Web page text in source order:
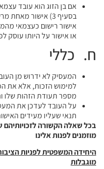
אם בן הזוג הוא עובד
בסעיף 3) אישור
אישור רישום כעצמאי
או אישור על היותו עוסק
ח. כללי
המעסיק לא ידרוש מן
למימוש הזכות, אלא את
מספר תעודת הזהות שלו
על העובד לעדכן את
תנאי שעליו מעידים
בכל שאלה הקשורה
מוזמנים לפנות אלינו
היחידה המשפטית לפניות
מוגבלות